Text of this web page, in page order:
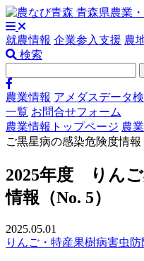
就農情報 企業参入支援 農
検索
農業情報 アメダスデータ
一覧 お問合せフォーム
農業情報トップページ 農
ご黒星病の感染危険度情報
2025年度 りん
情報（No. 5）
2025.05.01
りんご・特産果樹病害虫防